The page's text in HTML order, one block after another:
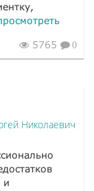
5765 0
Николаевич
и